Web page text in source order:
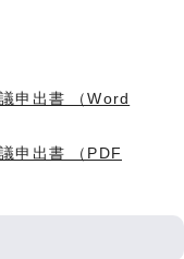
申出書 （Word
申出書 （PDF